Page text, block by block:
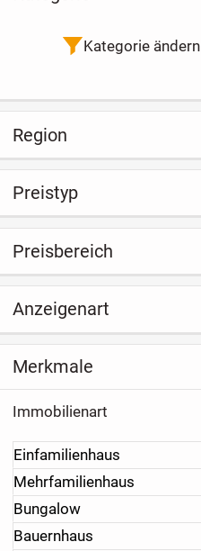
Kategorie ändern
Region
Preistyp
Preisbereich
Anzeigenart
Merkmale
Immobilienart
Einfamilienhaus
Mehrfamilienhaus
Bungalow
Bauernhaus